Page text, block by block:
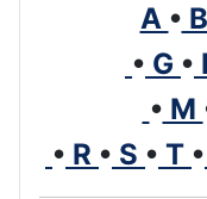
A • B
• G •
• M
• R • S • T •